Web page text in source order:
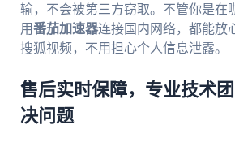
输，不会被第三方窃取。不管你是在
用番茄加速器连接国内网络，都能放
搜狐视频，不用担心个人信息泄露。
售后实时保障，专业技术
决问题